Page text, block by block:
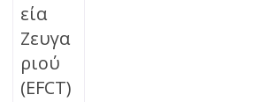
τεί. Τα
βιώματα
απώλειας
μπορούν
εία
Ζευγα
ριού
(EFCT)